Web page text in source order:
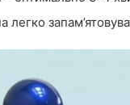
легко